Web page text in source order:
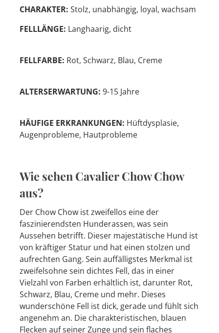
CHARAKTER: Stolz, unabhängig, loyal, wachsam
FELLLÄNGE: Langhaarig, dicht
FELLFARBE: Rot, Schwarz, Blau, Creme
ALTERSERWARTUNG: 9-15 Jahre
HÄUFIGE ERKRANKUNGEN: Hüftdysplasie,
Augenprobleme, Hautprobleme
Wie sehen Cavalier Chow Chow
aus?
Der Chow Chow ist zweifellos eine der
faszinierendsten Hunderassen, was sein
Aussehen betrifft. Dieser majestätische Hund ist
von kräftiger Statur und hat einen stolzen und
aufrechten Gang. Sein auffälligstes Merkmal ist
zweifelsohne sein dichtes Fell, das in einer
Vielzahl von Farben erhältlich ist, darunter Rot,
Schwarz, Blau, Creme und mehr. Dieses
wunderschöne Fell ist dick, gerade und fühlt sich
angenehm an. Die charakteristischen, blauen
Flecken auf seiner Zunge und sein flaches